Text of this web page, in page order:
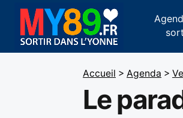
Accueil > Agenda >
Le